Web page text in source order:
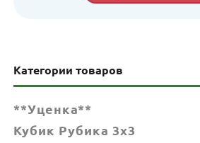
Категории товаров
**Уценка**
Кубик Рубика 3x3